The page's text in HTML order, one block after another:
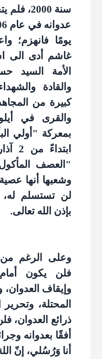
سنة
يومًا فانهزم؛
غاشم أدى الى
الأمة السيد
والقادة
كبيرة من
بمعركة "أولي
"العصف
وشعبها أنها
لن تستسلم له،
بإذن الله تعالى.
وعلى الرغم من
فلن يكون أمام
وإيقاف
المحتلة،
ذرائع العدوان،
أفقًا بعدوانه
أنا وَرُسُلي، إنّ